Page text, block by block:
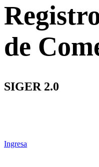
de
SIGER 2.0
Ingresa